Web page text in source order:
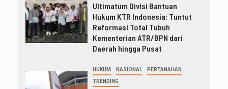
Ultimatum Divisi Bantuan
Hukum KTR Indonesia: Tuntut
Reformasi Total Tubuh
Kementerian ATR/BPN dari
Daerah hingga Pusat
HUKUM NASIONAL PERTANAHAN
TRENDING